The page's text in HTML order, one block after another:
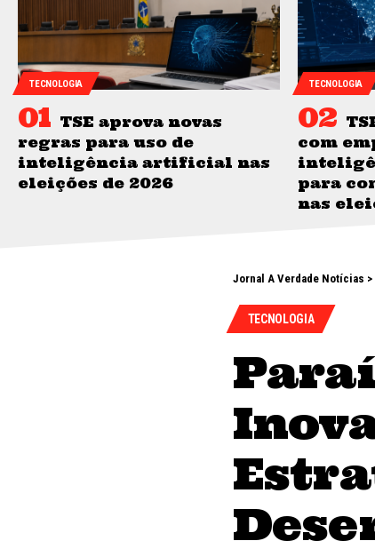
TECNOLOGIA
TSE aprova novas
regras para uso de
inteligência artificial nas
eleições de 2026
TECNOLOGIA
com
para
nas
Jornal A Verdade Notícias >
TECNOLOGIA